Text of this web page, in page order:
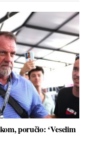
poručio: ‘Veselim